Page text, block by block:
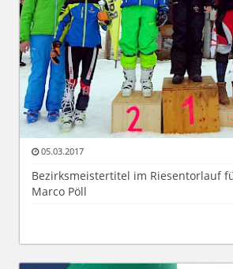
05.03.2017
Bezirksmeistertitel im Riesentorlauf
Marco Pöll